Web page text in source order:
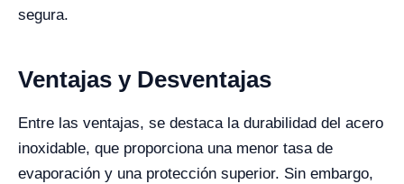
segura.
Ventajas y Desventajas
Entre las ventajas, se destaca la durabilidad del acero
inoxidable, que proporciona una menor tasa de
evaporación y una protección superior. Sin embargo,